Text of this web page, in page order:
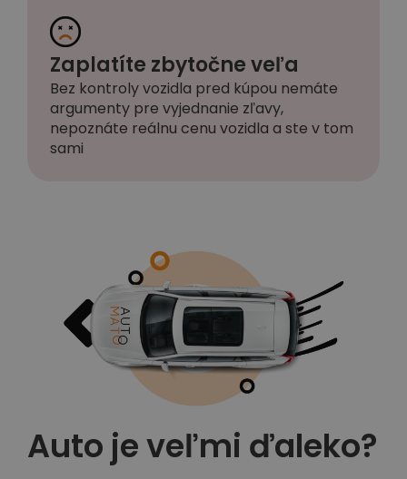
Zaplatíte zbytočne veľa
Bez kontroly vozidla pred kúpou nemáte
argumenty pre vyjednanie zľavy,
nepoznáte reálnu cenu vozidla a ste v tom
sami
Auto je veľmi ďaleko?